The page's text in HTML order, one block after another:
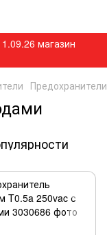
магазин